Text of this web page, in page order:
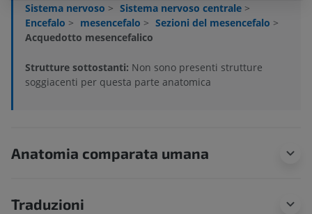
Sistema nervoso > Sistema nervoso centrale >
Encefalo > mesencefalo > Sezioni del mesencefalo >
Acquedotto mesencefalico
Strutture sottostanti: Non sono presenti strutture
soggiacenti per questa parte anatomica
Anatomia comparata umana
Traduzioni